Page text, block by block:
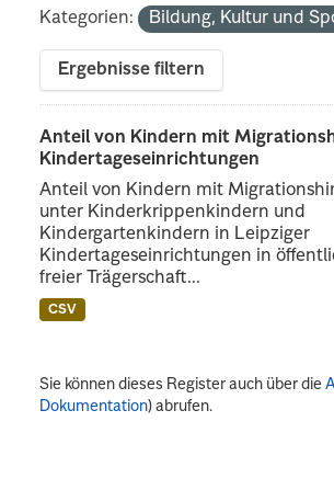
Kategorien:
Bildung, Kultur und
Ergebnisse filtern
Anteil von Kindern mit
Kindertageseinrichtungen
Anteil von Kindern mit
unter Kinderkrippenkindern und
Kindergartenkindern in Leipziger
Kindertageseinrichtungen in
freier Trägerschaft...
CSV
Sie können dieses Register auch über die
Dokumentation) abrufen.